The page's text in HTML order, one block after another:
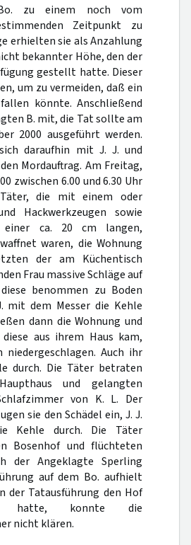
zu einem noch vom
Zeitpunkt zu
erhielten sie als Anzahlung
bekannter Höhe, den der
gestellt hatte. Dieser
um zu vermeiden, daß ein
könnte. Anschließend
B. mit, die Tat sollte am
2000 ausgeführt werden.
daraufhin mit J. J. und
Mordauftrag. Am Freitag,
zwischen 6.00 und 6.30 Uhr
die mit einem oder
Hackwerkzeugen sowie
ca. 20 cm langen,
waren, die Wohnung
der am Küchentisch
Frau massive Schläge auf
benommen zu Boden
mit dem Messer die Kehle
dann die Wohnung und
aus ihrem Haus kam,
Auch ihr
durch. Die Täter betraten
und gelangten
von K. L. Der
sie den Schädel ein, J. J.
Kehle durch. Die Täter
Bosenhof und flüchteten
der Angeklagte Sperling
auf dem Bo. aufhielt
der Tatausführung den Hof
hatte, konnte die
nicht klären.